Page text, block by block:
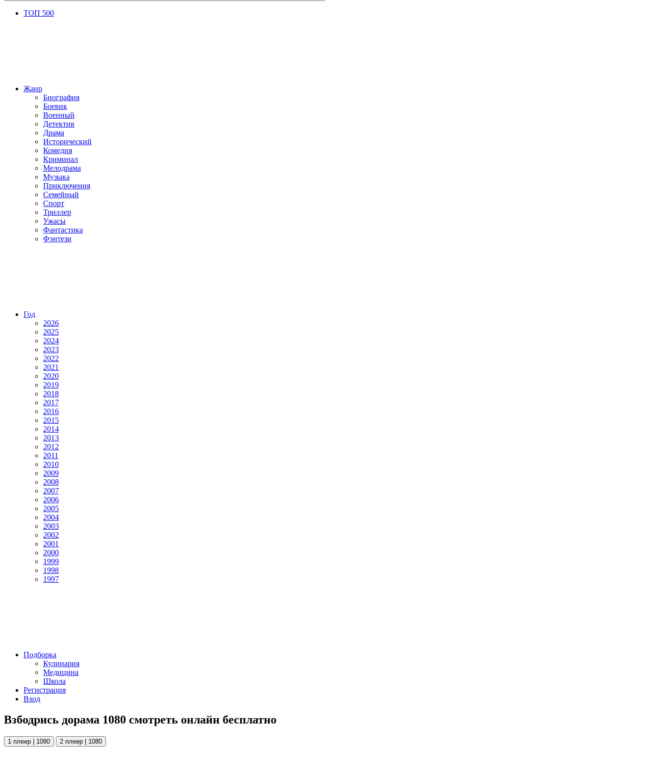
ТОП 500
Жанр
Биография
Боевик
Военный
Детектив
Драма
Исторический
Комедия
Криминал
Мелодрама
Музыка
Приключения
Семейный
Спорт
Триллер
Ужасы
Фантастика
Фэнтези
Год
2026
2025
2024
2023
2022
2021
2020
2019
2018
2017
2016
2015
2014
2013
2012
2011
2010
2009
2008
2007
2006
2005
2004
2003
2002
2001
2000
1999
1998
1997
Подборка
Кулинария
Медицина
Школа
Регистрация
Вход
Взбодрись дорама 1080 смотреть онлайн бесплатно
1 плеер | 1080 2 плеер | 1080